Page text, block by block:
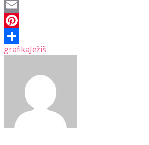
Twitter
Email
Pinterest
Share
grafikaJežiš